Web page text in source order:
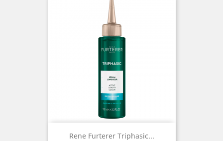
Rene Furterer Triphasic...